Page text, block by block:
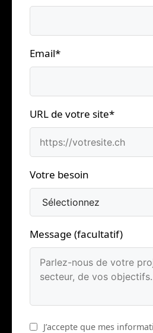
Email*
URL de votre site*
Votre besoin
Message (facultatif)
J’accepte que mes